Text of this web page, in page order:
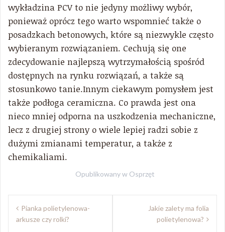
wykładzina PCV to nie jedyny możliwy wybór,
ponieważ oprócz tego warto wspomnieć także o
posadzkach betonowych, które są niezwykle często
wybieranym rozwiązaniem. Cechują się one
zdecydowanie najlepszą wytrzymałością spośród
dostępnych na rynku rozwiązań, a także są
stosunkowo tanie.Innym ciekawym pomysłem jest
także podłoga ceramiczna. Co prawda jest ona
nieco mniej odporna na uszkodzenia mechaniczne,
lecz z drugiej strony o wiele lepiej radzi sobie z
dużymi zmianami temperatur, a także z
chemikaliami.
Opublikowany w Osprzęt
Nawigacja
wpisu
Pianka polietylenowa-
arkusze czy rolki?
Jakie zalety ma folia
polietylenowa?